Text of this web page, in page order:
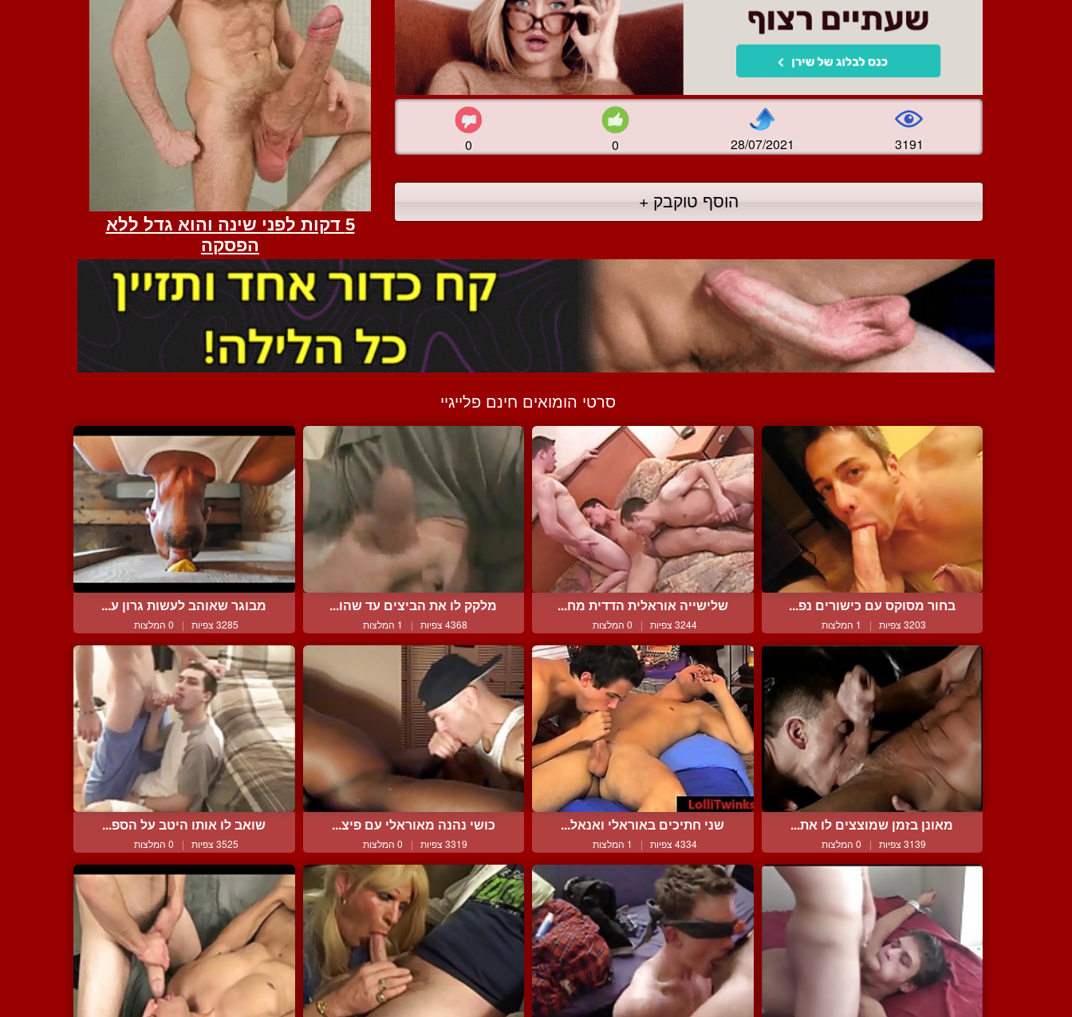
0 0 28/07/2021 3191
הוסף טוקבק +
סרטי הומואים חינם פלייגיי
בחור מסוקס עם כישורים נפ...
3203 צפיות | 1 המלצות
שלישייה אוראלית הדדית מח...
3244 צפיות | 0 המלצות
מלקק לו את הביצים עד שהו...
4368 צפיות | 1 המלצות
מבוגר שאוהב לעשות גרון ע...
3285 צפיות | 0 המלצות
מאונן בזמן שמוצצים לו את...
3139 צפיות | 0 המלצות
שני חתיכים באוראלי ואנאל...
4334 צפיות | 1 המלצות
כושי נהנה מאוראלי עם פיצ...
3319 צפיות | 0 המלצות
שואב לו אותו היטב על הספ...
3525 צפיות | 0 המלצות